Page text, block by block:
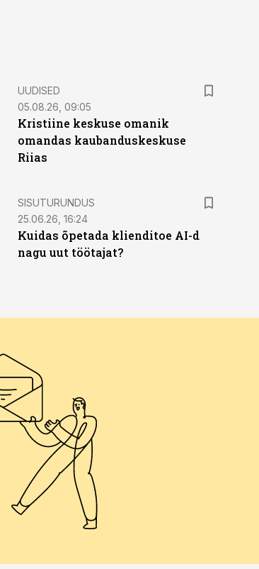
UUDISED
05.08.26, 09:05
Kristiine keskuse omanik
omandas kaubanduskeskuse
Riias
ST
SISUTURUNDUS
25.06.26, 16:24
Kuidas õpetada klienditoe AI-d
nagu uut töötajat?